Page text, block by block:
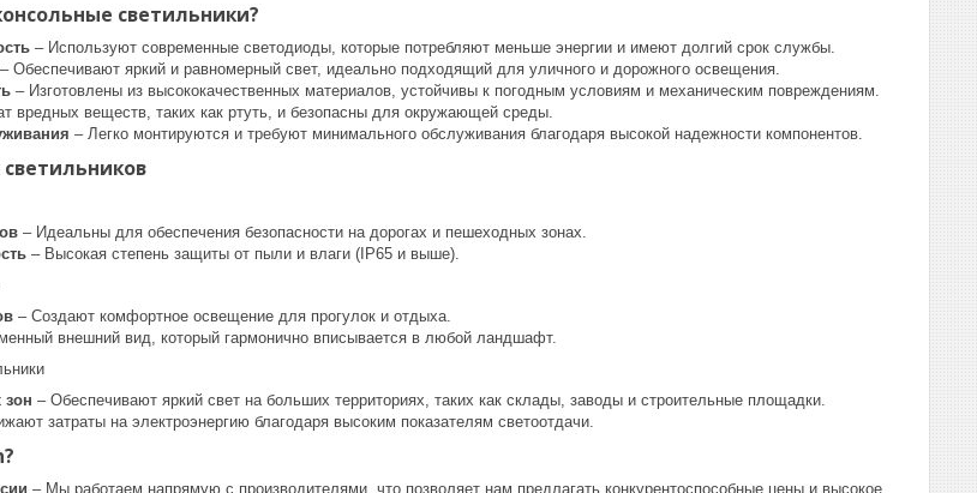
светильники?
– Используют современные светодиоды, которые потребляют меньше энергии и имеют долгий срок службы.
Обеспечивают яркий и равномерный свет, идеально подходящий для уличного и дорожного освещения.
– Изготовлены из высококачественных материалов, устойчивы к погодным условиям и механическим повреждениям.
вредных веществ, таких как ртуть, и безопасны для окружающей среды.
– Легко монтируются и требуют минимального обслуживания благодаря высокой надежности компонентов.
– Идеальны для обеспечения безопасности на дорогах и пешеходных зонах.
– Высокая степень защиты от пыли и влаги (IP65 и выше).
– Создают комфортное освещение для прогулок и отдыха.
внешний вид, который гармонично вписывается в любой ландшафт.
– Обеспечивают яркий свет на больших территориях, таких как склады, заводы и строительные площадки.
затраты на электроэнергию благодаря высоким показателям светоотдачи.
– Мы работаем напрямую с производителями, что позволяет нам предлагать конкурентоспособные цены и высокое